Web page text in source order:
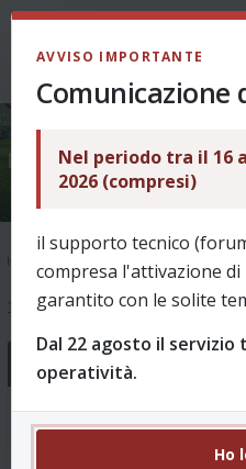
Come funziona?
Indice
16 argomenti
Novità Revo 8.00 -
0 Risposte 1607 Visite
, 01/08/2026, 10:52
AVVISO IMPORTANTE
Comunicazione
Nel periodo tra il 16
2026 (compresi)
il supporto tecnico
compresa l'attivazione
garantito con le solite
Dal 22 agosto il
operatività.
Ho